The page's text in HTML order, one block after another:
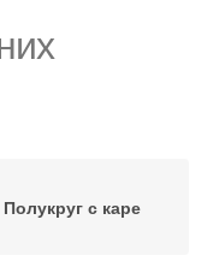
Полукруг с каре